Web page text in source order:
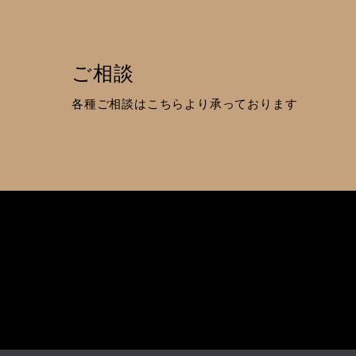
ご相談
各種ご相談はこちらより承っております